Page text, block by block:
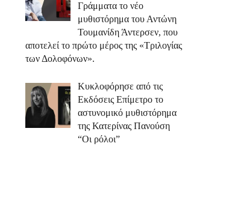
Γράμματα το νέο
μυθιστόρημα του Αντώνη
Τουμανίδη Άντερσεν, που
αποτελεί το πρώτο μέρος της «Τριλογίας
των Δολοφόνων».
Κυκλοφόρησε από τις
Εκδόσεις Επίμετρο το
αστυνομικό μυθιστόρημα
της Κατερίνας Πανούση
“Οι ρόλοι”